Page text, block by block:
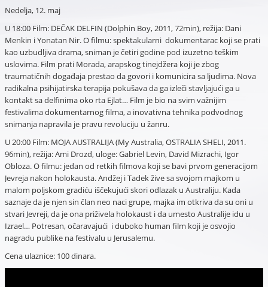
Nedelja, 12. maj
U 18:00 Film: DEČAK DELFIN (Dolphin Boy, 2011, 72min), režija: Dani
Menkin i Yonatan Nir. O filmu: spektakularni dokumentarac koji se prati
kao uzbudljiva drama, sniman je četiri godine pod izuzetno teškim
uslovima. Film prati Morada, arapskog tinejdžera koji je zbog
traumatičnih događaja prestao da govori i komunicira sa ljudima. Nova
radikalna psihijatirska terapija pokušava da ga izleči stavljajući ga u
kontakt sa delfinima oko rta Ejlat… Film je bio na svim važnijim
festivalima dokumentarnog filma, a inovativna tehnika podvodnog
snimanja napravila je pravu revoluciju u žanru.
U 20:00 Film: MOJA AUSTRALIJA (My Australia, OSTRALIA SHELI, 2011.
96min), režija: Ami Drozd, uloge: Gabriel Levin, David Mizrachi, Igor
Obloza. O filmu: jedan od retkih filmova koji se bavi prvom generacijom
Jevreja nakon holokausta. Andžej i Tadek žive sa svojom majkom u
malom poljskom gradiću iščekujući skori odlazak u Australiju. Kada
saznaje da je njen sin član neo naci grupe, majka im otkriva da su oni u
stvari Jevreji, da je ona priživela holokaust i da umesto Australije idu u
Izrael… Potresan, očaravajući i duboko human film koji je osvojio
nagradu publike na festivalu u Jerusalemu.
Cena ulaznice: 100 dinara.